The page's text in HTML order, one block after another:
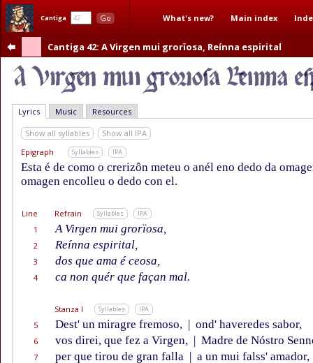
Cantiga Go What's new? Main index
Cantiga 42: A Virgen mui grorïosa, Reínna espirital
Lyrics Music Resources
Show all syllables
Show all IPA
Epigraph
Syllables IPA
Esta é de como o crerizôn meteu o anél eno dedo da
omagen encolleu o dedo con el.
Line Refrain Syllables IPA
1 A Virgen mui grorïosa,
2 Reínna espirital,
3 dos que ama é ceosa,
4 ca non quér que façan mal.
Stanza I Syllables IPA
5 Dest' un miragre fremoso, | ond' haveredes sabor,
6 vos direi, que fez a Virgen, | Madre de Nóstro
7 per que tirou de gran falla | a un mui falss' amador,